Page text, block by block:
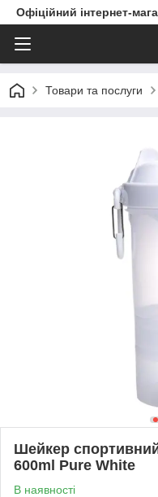
Офіційний інтернет-
Товари та послуги
Шейкер
600ml Pure White
В наявності